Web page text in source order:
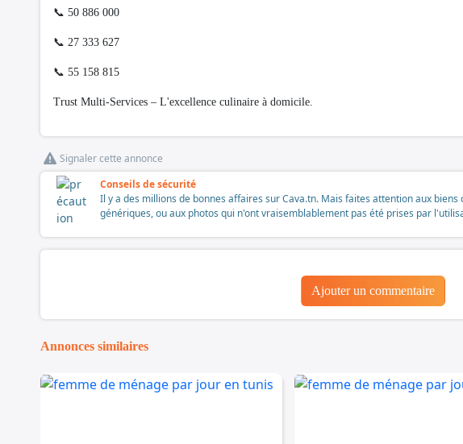
📞 50 886 000
📞 27 333 627
📞 55 158 815
Trust Multi-Services – L'excellence culinaire à domicile.
Signaler cette annonce
Conseils de sécurité
Il y a des millions de bonnes affaires sur Cava.tn. Mais faites attention aux
génériques, ou aux photos qui n'ont vraisemblablement pas été prises par
Ajouter un commentaire
Annonces similaires